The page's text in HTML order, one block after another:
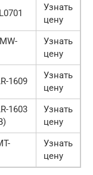
Узнать
цену
Узнать
цену
1609
Узнать
цену
1603
Узнать
цену
Узнать
цену